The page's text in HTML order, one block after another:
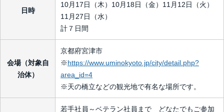
日時
10月17日（木）10月18日（金）11月12日（火）
11月27日（水）
計７日間
会場（対象自
治体）
京都府宮津市
※https://www.uminokyoto.jp/city/detail.php?
area_id=4
※天の橋立などの観光地で有名な場所です。
若手社員～ベテラン社員まで どなたでもご参加